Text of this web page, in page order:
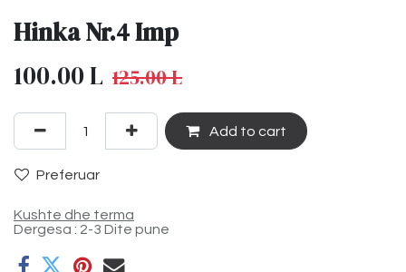
Hinka Nr.4 Imp
100.00L 125.00L
Add to cart
Preferuar
Kushte dhe terma
Dergesa : 2-3 Dite pune